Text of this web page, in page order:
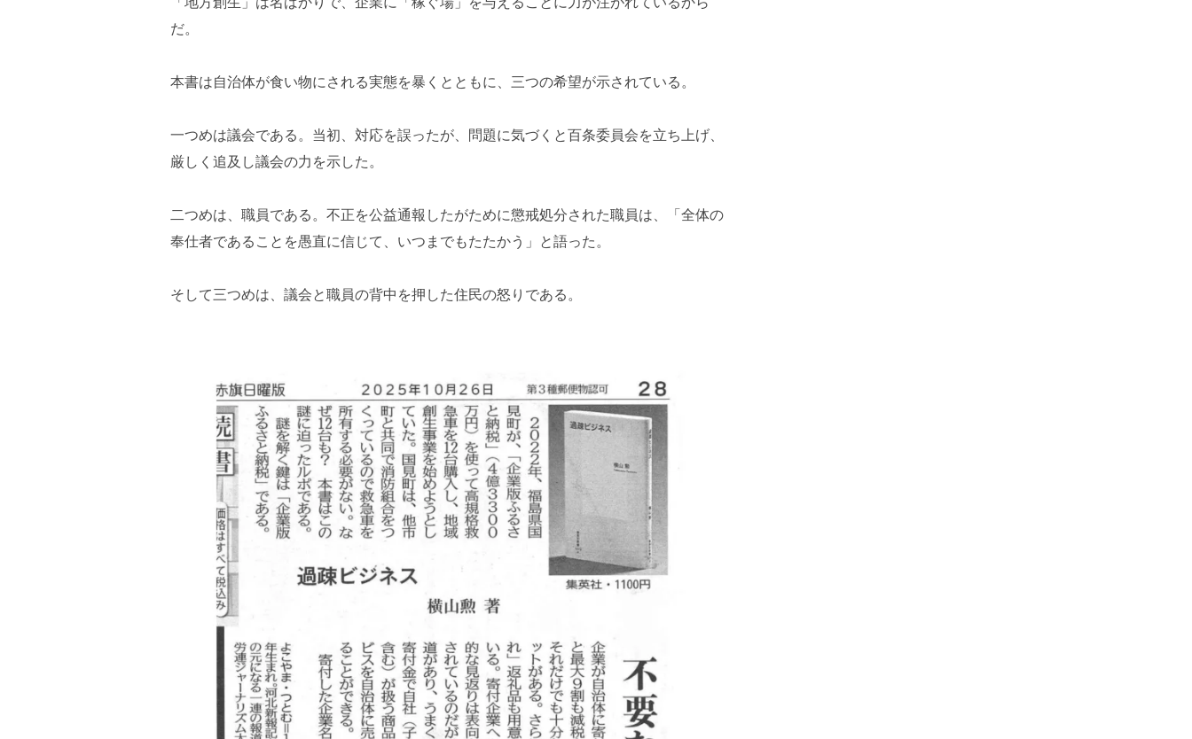
だ。
本書は自治体が食い物にされる実態を暴くとともに、三つの希望が示されている。
一つめは議会である。当初、対応を誤ったが、問題に気づくと百条委員会を立ち上げ、
厳しく追及し議会の力を示した。
二つめは、職員である。不正を公益通報したがために懲戒処分された職員は、「全体の
奉仕者であることを愚直に信じて、いつまでもたたかう」と語った。
そして三つめは、議会と職員の背中を押した住民の怒りである。